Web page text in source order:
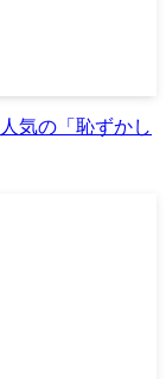
気の「恥ずかし